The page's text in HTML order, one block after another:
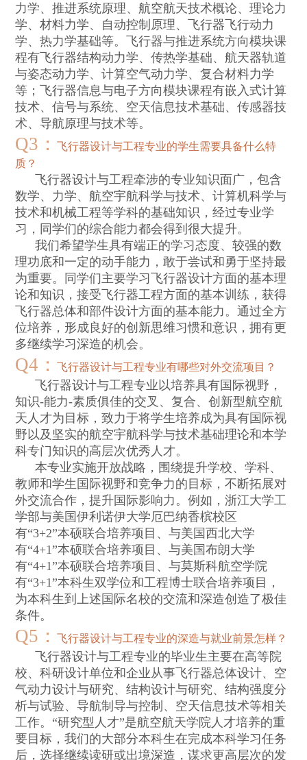
力学、推进系统原理、航空航天技术概论、理论力
学、材料力学、自动控制原理、飞行器飞行动力
学、热力学基础等。飞行器与推进系统方向模块课
程有飞行器结构动力学、传热学基础、航天器轨道
与姿态动力学、计算空气动力学、复合材料力学
等；飞行器信息与电子方向模块课程有嵌入式计算
技术、信号与系统、空天信息技术基础、传感器技
术、导航原理与技术等。
Q3 ：飞行器设计与工程专业的学生需要具备什么特
质？
飞行器设计与工程牵涉的专业知识面广，包含
数学、力学、航空宇航科学与技术、计算机科学与
技术和机械工程等学科的基础知识，经过专业学
习，同学们的综合能力都会得到很大提升。
我们希望学生具有端正的学习态度、较强的数
理功底和一定的动手能力，敢于尝试和勇于坚持最
为重要。同学们主要学习飞行器设计方面的基本理
论和知识，接受飞行器工程方面的基本训练，获得
飞行器总体和部件设计方面的基本能力。通过全方
位培养，形成良好的创新思维习惯和意识，拥有更
多继续学习深造的机会。
Q4 ：飞行器设计与工程专业有哪些对外交流项目？
飞行器设计与工程专业以培养具有国际视野，
知识-能力-素质俱佳的交叉、复合、创新型航空航
天人才为目标，致力于将学生培养成为具有国际视
野以及坚实的航空宇航科学与技术基础理论和本学
科专门知识的高层次优秀人才。
本专业实施开放战略，围绕提升学校、学科、
教师和学生国际视野和竞争力的目标，不断拓展对
外交流合作，提升国际影响力。例如，浙江大学工
学部与美国伊利诺伊大学厄巴纳香槟校区
有“3+2”本硕联合培养项目、与美国西北大学
有“4+1”本硕联合培养项目、与美国布朗大学
有“4+1”本硕联合培养项目、与莫斯科航空学院
有“3+1”本科生双学位和工程博士联合培养项目，
为本科生到上述国际名校的交流和深造创造了极佳
条件。
Q5 ：飞行器设计与工程专业的深造与就业前景怎样？
飞行器设计与工程专业的毕业生主要在高等院
校、科研设计单位和企业从事飞行器总体设计、空
气动力设计与研究、结构设计与研究、结构强度分
析与试验、导航制导与控制、空天信息技术等相关
工作。 “研究型人才”是航空航天学院人才培养的重
要目标，我们的大部分本科生在完成本科学习任务
后，选择继续读研或出境深造，谋求更高层次的发